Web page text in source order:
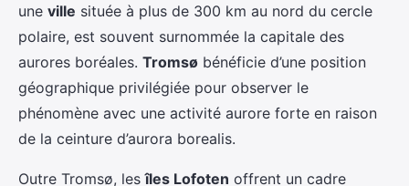
une ville située à plus de 300 km au nord du cercle
polaire, est souvent surnommée la capitale des
aurores boréales. Tromsø bénéficie d’une position
géographique privilégiée pour observer le
phénomène avec une activité aurore forte en raison
de la ceinture d’aurora borealis.
Outre Tromsø, lesîles Lofoten offrent un cadre